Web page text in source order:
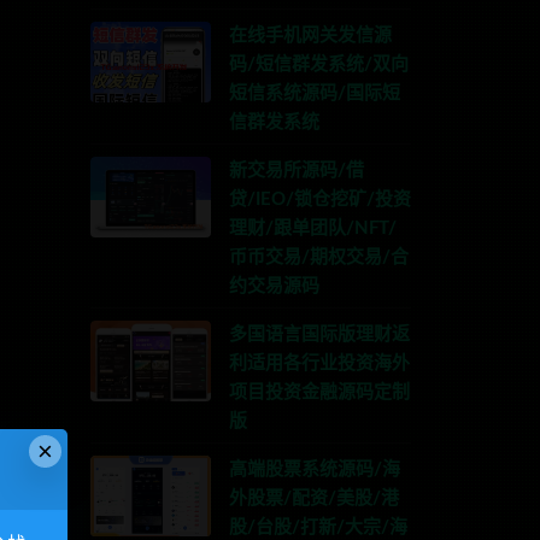
在线手机网关发信源
码/短信群发系统/双向
短信系统源码/国际短
信群发系统
新交易所源码/借
贷/IEO/锁仓挖矿/投资
理财/跟单团队/NFT/
币币交易/期权交易/合
约交易源码
多国语言国际版理财返
利适用各行业投资海外
项目投资金融源码定制
版
高端股票系统源码/海
外股票/配资/美股/港
股/台股/打新/大宗/海
×